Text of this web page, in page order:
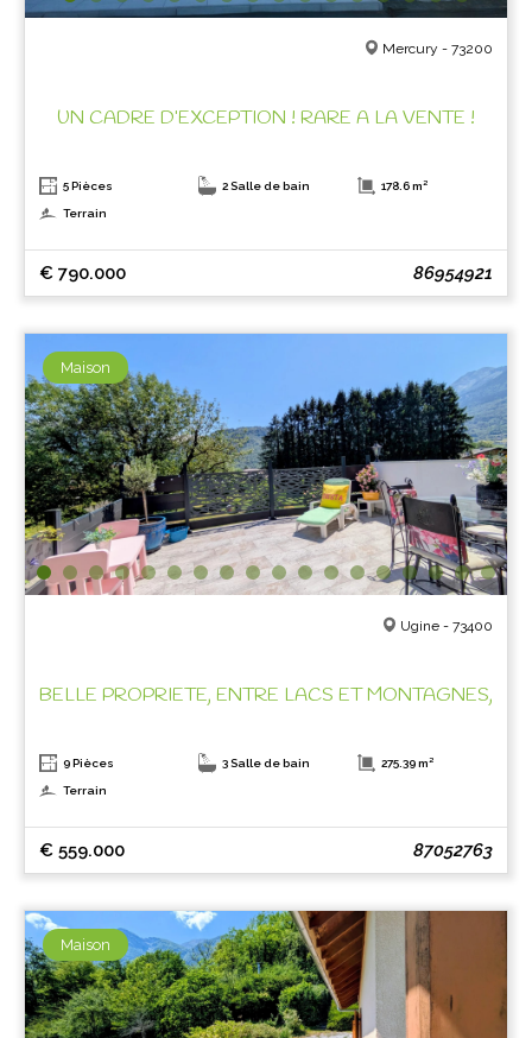
Mercury - 73200
UN CADRE D’EXCEPTION ! RARE A LA VENTE !
5 Pièces 2 Salle de bain 178.6 m²
Terrain
€ 790.000 86954921
Maison
Ugine - 73400
BELLE PROPRIETE, ENTRE LACS ET MONTAGNES,
9 Pièces 3 Salle de bain 275.39 m²
Terrain
€ 559.000 87052763
Maison